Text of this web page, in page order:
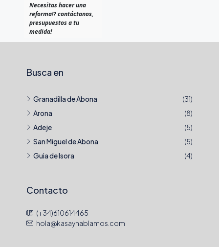
Necesitas hacer una
reforma!? contáctanos,
presupuestos a tu
medida!
Busca en
Granadilla de Abona
(31)
Arona
(8)
Adeje
(5)
San Miguel de Abona
(5)
Guia de Isora
(4)
Contacto
(+34)610614465
hola@kasayhablamos.com